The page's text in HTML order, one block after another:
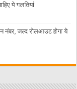
ये गलतियां
नंबर, जल्द रोलआउट होगा ये